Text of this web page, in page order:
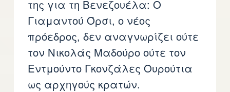
της για τη Βενεζουέλα: Ο
Γιαμαντού Όρσι, ο νέος
πρόεδρος, δεν αναγνωρίζει ούτε
τον Νικολάς Μαδούρο ούτε τον
Εντμούντο Γκονζάλες Ουρούτια
ως αρχηγούς κρατών.